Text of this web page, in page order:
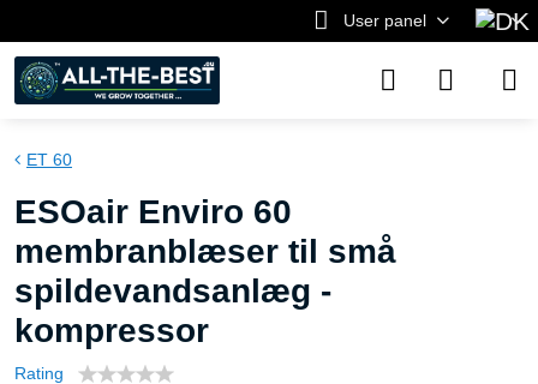
User panel
ET 60
ESOair Enviro 60
membranblæser til små
spildevandsanlæg -
kompressor
Rating